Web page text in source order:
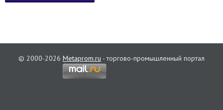
© 2000-2026 Metaprom.ru - торгово-промышленный портал